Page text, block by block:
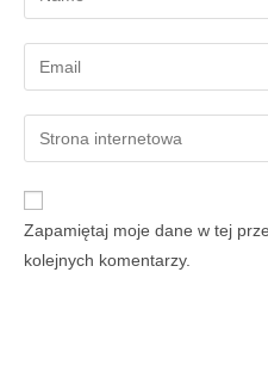
Zapamiętaj moje dane w tej
kolejnych komentarzy.